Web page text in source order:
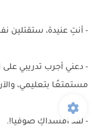
- أنتِ عنيدة، ستقتلين
- دعني أجرب تدريبي على
مستمتعًا بتعليمي،
- لقد أفسداكِ صوفيا!.